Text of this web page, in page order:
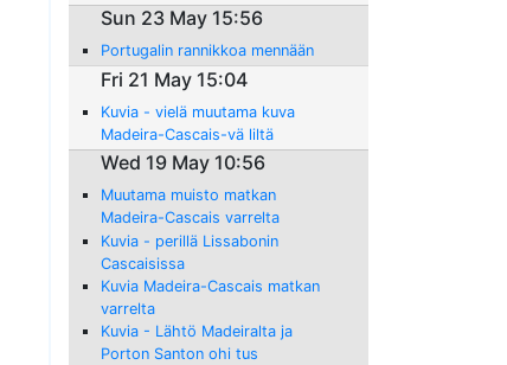
Sun 23 May 15:56
Portugalin rannikkoa mennään
Fri 21 May 15:04
Kuvia - vielä muutama kuva
Madeira-Cascais-vä liltä
Wed 19 May 10:56
Muutama muisto matkan
Madeira-Cascais varrelta
11.-15.5.10
Kuvia - perillä Lissabonin
Cascaisissa
Kuvia Madeira-Cascais matkan
varrelta
Kuvia - Lähtö Madeiralta ja
Porton Santon ohi tus